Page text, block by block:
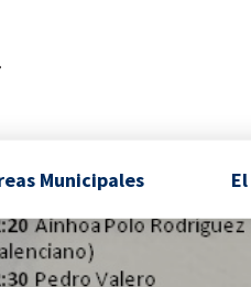
Municipales